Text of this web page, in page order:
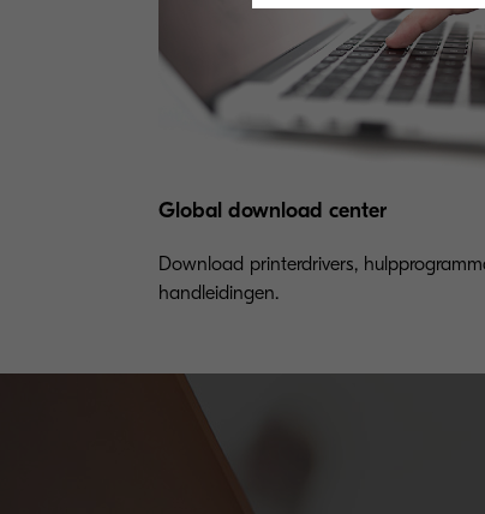
Global download center
Download printerdrivers,
handleidingen.